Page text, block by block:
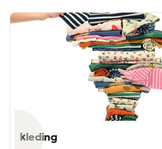
kleding